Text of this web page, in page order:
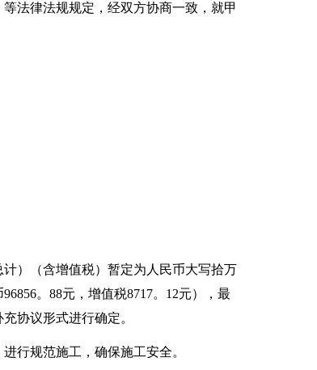
法律法规规定，经双方协商一致，就甲
）（含增值税）暂定为人民币大写拾万
。88元，增值税8717。12元），最
协议形式进行确定。
行规范施工，确保施工安全。